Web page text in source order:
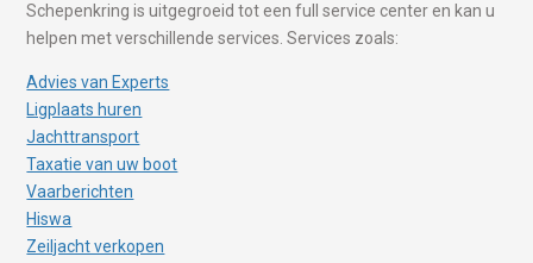
Schepenkring is uitgegroeid tot een full service center en kan u
helpen met verschillende services. Services zoals:
Advies van Experts
Ligplaats huren
Jachttransport
Taxatie van uw boot
Vaarberichten
Hiswa
Zeiljacht verkopen